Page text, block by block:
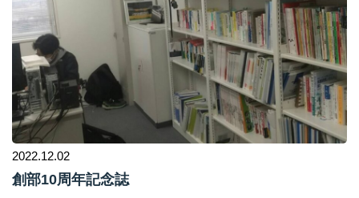
2022.12.02
創部10周年記念誌